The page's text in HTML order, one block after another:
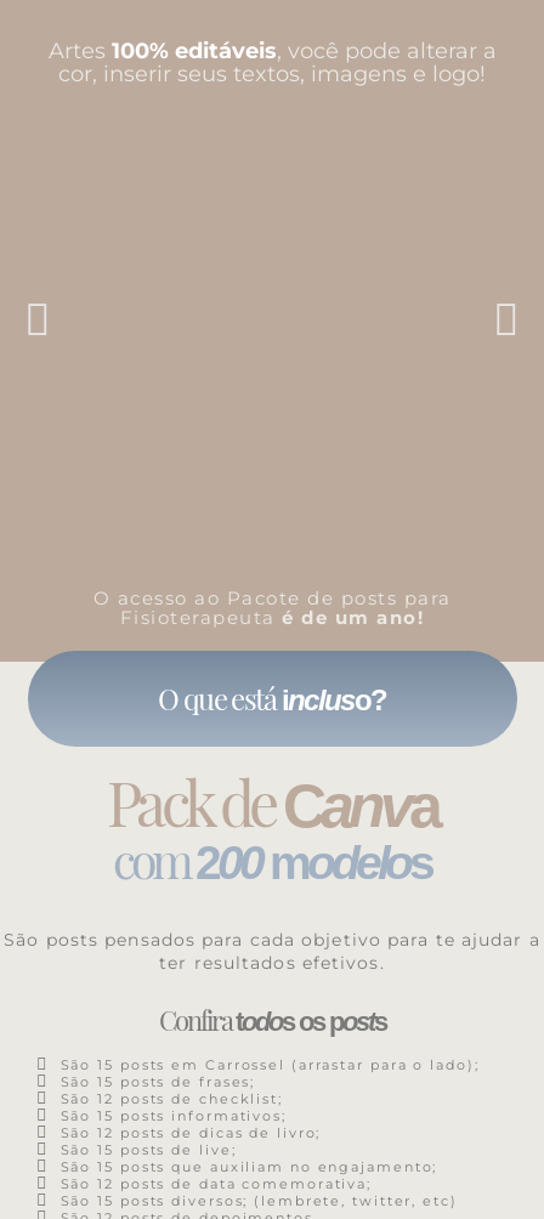
Artes 100% editáveis, você pode alterar a
cor, inserir seus textos, imagens e logo!
O acesso ao Pacote de posts para
Fisioterapeutaé de um ano!
O que está incluso?
Pack deCanva
com200modelos
São posts pensados para cada objetivo para te ajudar a
ter resultados efetivos.
Confiratodos os posts
São 15 posts em Carrossel (arrastar para o lado);
São 15 posts de frases;
São 12 posts de checklist;
São 15 posts informativos;
São 12 posts de dicas de livro;
São 15 posts de live;
São 15 posts que auxiliam no engajamento;
São 12 posts de data comemorativa;
São 15 posts diversos; (lembrete, twitter, etc)